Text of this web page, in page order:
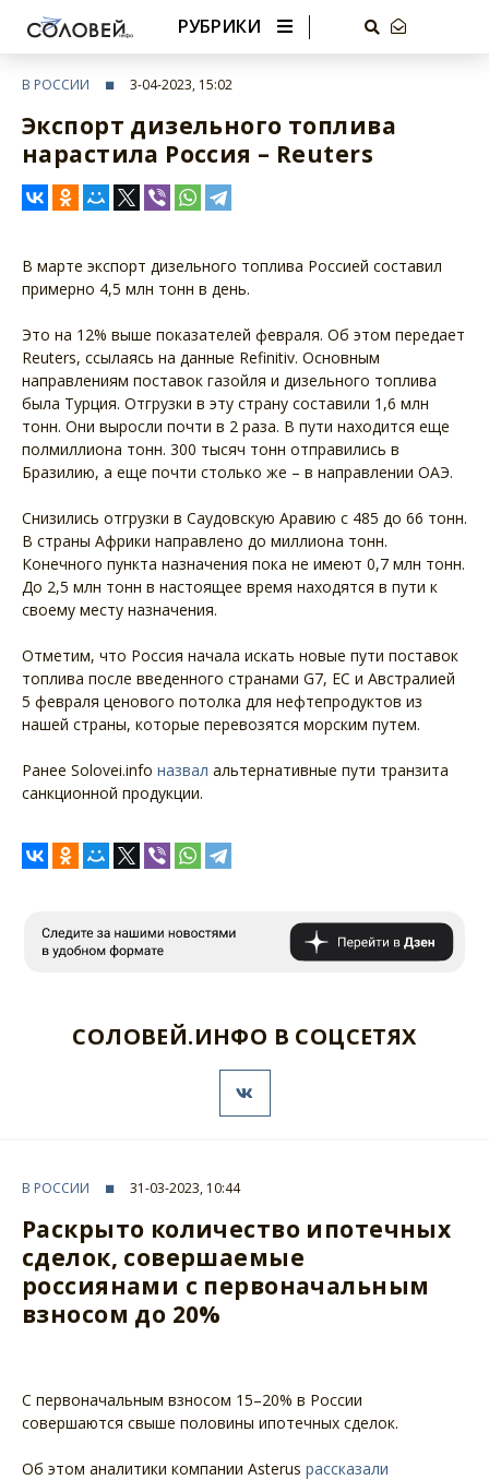
РУБРИКИ
В РОССИИ 3-04-2023, 15:02
Экспорт дизельного топлива
нарастила Россия – Reuters
В марте экспорт дизельного топлива Россией составил
примерно 4,5 млн тонн в день.
Это на 12% выше показателей февраля. Об этом передает
Reuters, ссылаясь на данные Refinitiv. Основным
направлениям поставок газойля и дизельного топлива
была Турция. Отгрузки в эту страну составили 1,6 млн
тонн. Они выросли почти в 2 раза. В пути находится еще
полмиллиона тонн. 300 тысяч тонн отправились в
Бразилию, а еще почти столько же – в направлении ОАЭ.
Снизились отгрузки в Саудовскую Аравию с 485 до 66 тонн.
В страны Африки направлено до миллиона тонн.
Конечного пункта назначения пока не имеют 0,7 млн тонн.
До 2,5 млн тонн в настоящее время находятся в пути к
своему месту назначения.
Отметим, что Россия начала искать новые пути поставок
топлива после введенного странами G7, ЕС и Австралией
5 февраля ценового потолка для нефтепродуктов из
нашей страны, которые перевозятся морским путем.
Ранее Solovei.info назвал альтернативные пути транзита
санкционной продукции.
СОЛОВЕЙ.ИНФО В СОЦСЕТЯХ
В РОССИИ 31-03-2023, 10:44
Раскрыто количество ипотечных
сделок, совершаемые
россиянами с первоначальным
взносом до 20%
С первоначальным взносом 15–20% в России
совершаются свыше половины ипотечных сделок.
Об этом аналитики компании Asterus рассказали